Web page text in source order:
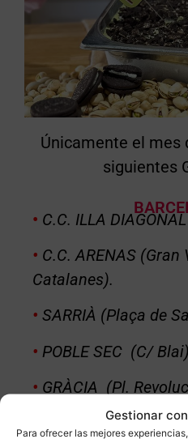
Gestionar
Para ofrecer las mejores
Únicamente el mes
siguientes
• C.C. ILLA
• C.C. ARENAS
Catalanes).
• SARRIÀ (Plaça de
• POBLE SEC (C/
• GRÀCIA (Pl.
C.C.